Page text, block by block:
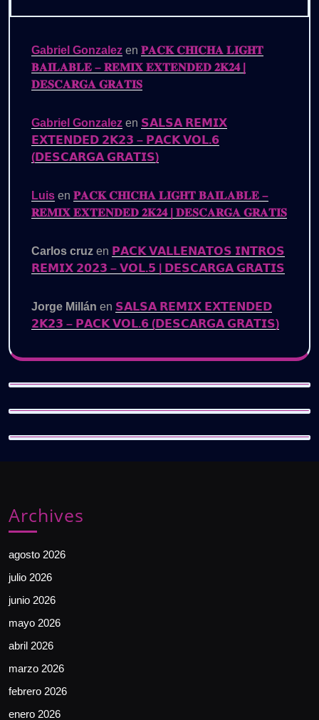
Gabriel Gonzalez en 𝐏𝐀𝐂𝐊 𝐂𝐇𝐈𝐂𝐇𝐀 𝐋𝐈𝐆𝐇𝐓
𝐁𝐀𝐈𝐋𝐀𝐁𝐋𝐄 – 𝐑𝐄𝐌𝐈𝐗 𝐄𝐗𝐓𝐄𝐍𝐃𝐄𝐃 𝟐𝐊𝟐𝟒 |
𝐃𝐄𝐒𝐂𝐀𝐑𝐆𝐀 𝐆𝐑𝐀𝐓𝐈𝐒
Gabriel Gonzalez en 𝗦𝗔𝗟𝗦𝗔 𝗥𝗘𝗠𝗜𝗫
𝗘𝗫𝗧𝗘𝗡𝗗𝗘𝗗 𝟮𝗞𝟮𝟯 – 𝗣𝗔𝗖𝗞 𝗩𝗢𝗟.𝟲
(𝗗𝗘𝗦𝗖𝗔𝗥𝗚𝗔 𝗚𝗥𝗔𝗧𝗜𝗦)
Luis en 𝐏𝐀𝐂𝐊 𝐂𝐇𝐈𝐂𝐇𝐀 𝐋𝐈𝐆𝐇𝐓 𝐁𝐀𝐈𝐋𝐀𝐁𝐋𝐄 –
𝐑𝐄𝐌𝐈𝐗 𝐄𝐗𝐓𝐄𝐍𝐃𝐄𝐃 𝟐𝐊𝟐𝟒 | 𝐃𝐄𝐒𝐂𝐀𝐑𝐆𝐀 𝐆𝐑𝐀𝐓𝐈𝐒
Carlos cruz en 𝗣𝗔𝗖𝗞 𝗩𝗔𝗟𝗟𝗘𝗡𝗔𝗧𝗢𝗦 𝗜𝗡𝗧𝗥𝗢𝗦
𝗥𝗘𝗠𝗜𝗫 𝟮𝟬𝟮𝟯 – 𝗩𝗢𝗟.𝟱 | 𝗗𝗘𝗦𝗖𝗔𝗥𝗚𝗔 𝗚𝗥𝗔𝗧𝗜𝗦
Jorge Millán en 𝗦𝗔𝗟𝗦𝗔 𝗥𝗘𝗠𝗜𝗫 𝗘𝗫𝗧𝗘𝗡𝗗𝗘𝗗
𝟮𝗞𝟮𝟯 – 𝗣𝗔𝗖𝗞 𝗩𝗢𝗟.𝟲 (𝗗𝗘𝗦𝗖𝗔𝗥𝗚𝗔 𝗚𝗥𝗔𝗧𝗜𝗦)
Archives
agosto 2026
julio 2026
junio 2026
mayo 2026
abril 2026
marzo 2026
febrero 2026
enero 2026